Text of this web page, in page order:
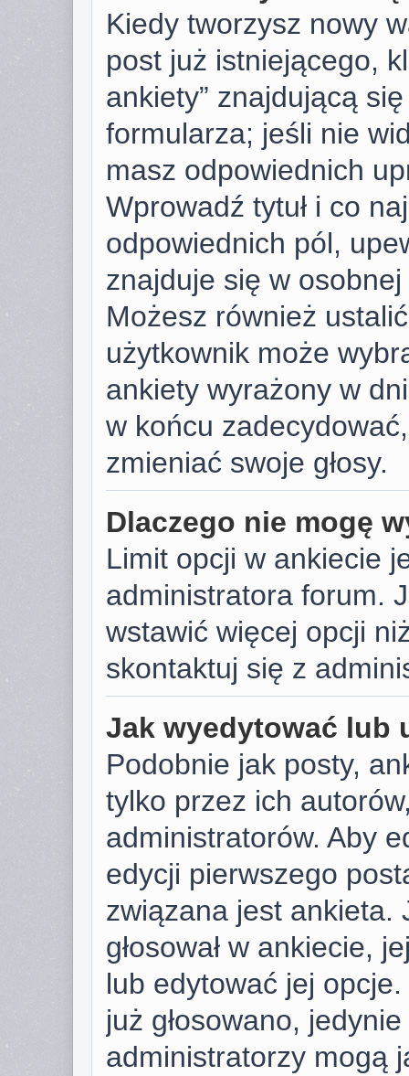
Kiedy tworzysz nowy
post już istniejącego,
ankiety” znajdującą
formularza; jeśli nie
masz odpowiednich
Wprowadź tytuł i co
odpowiednich pól,
znajduje się w
Możesz również
użytkownik może
ankiety wyrażony w
w końcu
zmieniać swoje głosy.
Dlaczego nie mogę
Limit opcji w ankiecie
administratora forum.
wstawić więcej opcji
skontaktuj się z
Jak wyedytować lub
Podobnie jak posty,
tylko przez ich
administratorów. Aby
edycji pierwszego
związana jest ankieta.
głosował w ankiecie,
lub edytować jej
już głosowano,
administratorzy mogą